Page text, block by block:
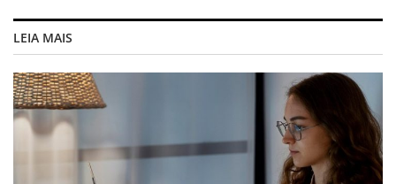
LEIA MAIS